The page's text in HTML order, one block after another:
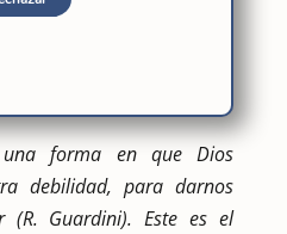
2, 22-38), resalta la
la oración y de la vida
forma en que Dios
debilidad, para darnos
(R. Guardini). Este es el